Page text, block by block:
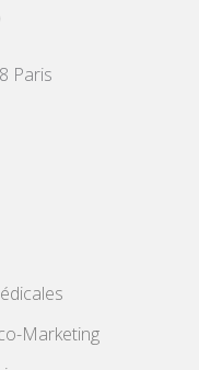
Paris
Marketing